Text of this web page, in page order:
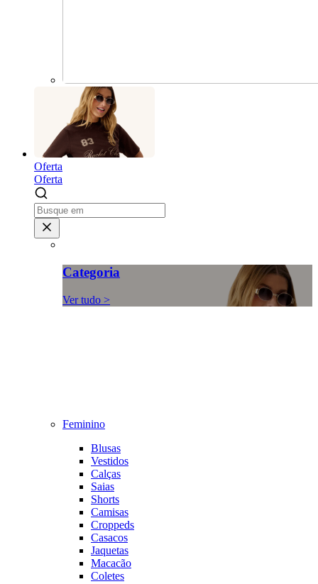
Oferta
Oferta
Categoria
Ver tudo >
Feminino
Blusas
Vestidos
Calças
Saias
Shorts
Camisas
Croppeds
Casacos
Jaquetas
Macacão
Coletes